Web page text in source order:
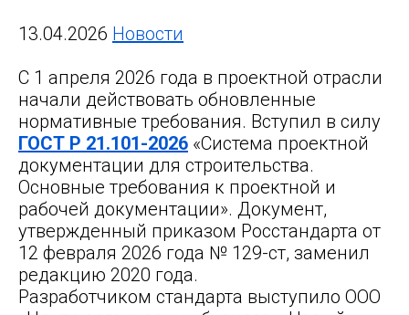
13.04.2026 Новости
С 1 апреля 2026 года в проектной отрасли
начали действовать обновленные
нормативные требования. Вступил в силу
ГОСТ Р 21.101-2026 «Система проектной
документации для строительства.
Основные требования к проектной и
рабочей документации». Документ,
утвержденный приказом Росстандарта от
12 февраля 2026 года № 129-ст, заменил
редакцию 2020 года.
Разработчиком стандарта выступило ООО